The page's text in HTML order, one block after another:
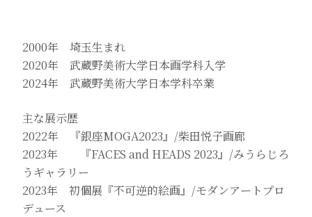
2000年 埼玉生まれ
2020年 武蔵野美術大学日本画学科入学
2024年 武蔵野美術大学日本学科卒業
主な展示歴
2022年 『銀座MOGA2023』/柴田悦子画廊
2023年 『FACES and HEADS 2023』/みうらじろ
うギャラリー
2023年 初個展『不可逆的絵画』/モダンアートプロ
デュース